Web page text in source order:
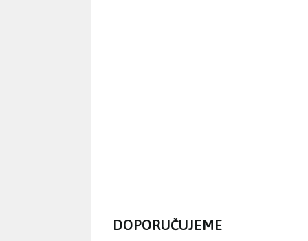
DOPORUČUJEME